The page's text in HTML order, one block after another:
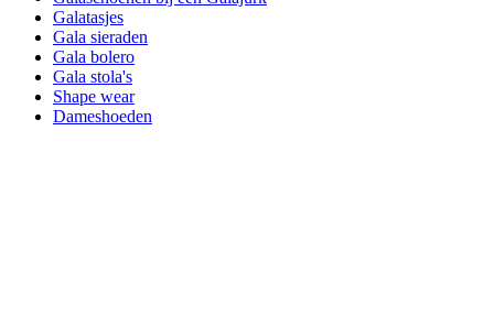
Galatasjes
Gala sieraden
Gala bolero
Gala stola's
Shape wear
Dameshoeden